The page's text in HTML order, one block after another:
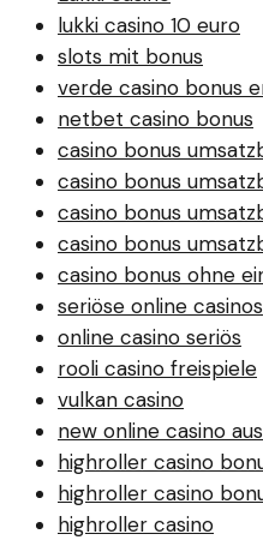
lukki casino 10 euro
slots mit bonus
verde casino bonus
netbet casino bonus
casino bonus
casino bonus
casino bonus
casino bonus
casino bonus ohne
seriöse online casinos
online casino seriös
rooli casino freispiele
vulkan casino
new online casino
highroller casino
highroller casino
highroller casino